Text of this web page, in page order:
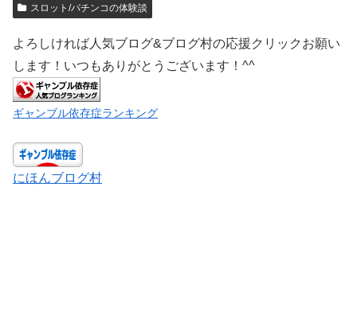
スロット/パチンコの体験談
よろしければ人気ブログ&ブログ村の応援クリックお願い
します！いつもありがとうございます！^^
ギャンブル依存症ランキング
にほんブログ村